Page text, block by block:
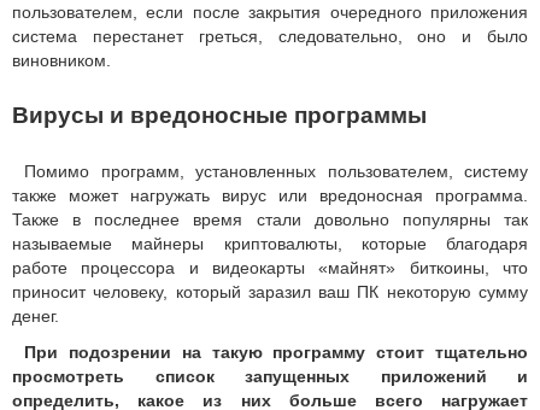
пользователем, если после закрытия очередного приложения
система перестанет греться, следовательно, оно и было
виновником.
Вирусы и вредоносные программы
Помимо программ, установленных пользователем, систему
также может нагружать вирус или вредоносная программа.
Также в последнее время стали довольно популярны так
называемые майнеры криптовалюты, которые благодаря
работе процессора и видеокарты «майнят» биткоины, что
приносит человеку, который заразил ваш ПК некоторую сумму
денег.
При подозрении на такую программу стоит тщательно
просмотреть список запущенных приложений и
определить, какое из них больше всего нагружает